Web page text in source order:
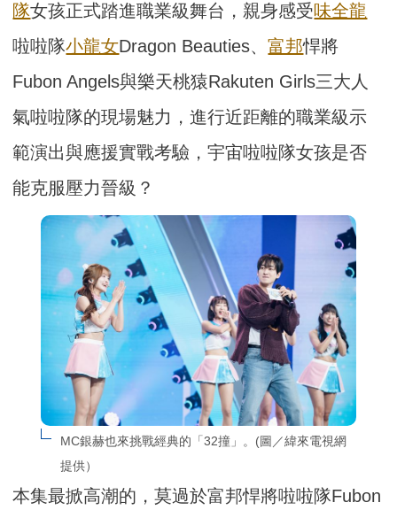
隊女孩正式踏進職業級舞台，親身感受味全龍
啦啦隊小龍女Dragon Beauties、富邦悍將
Fubon Angels與樂天桃猿Rakuten Girls三大人
氣啦啦隊的現場魅力，進行近距離的職業級示
範演出與應援實戰考驗，宇宙啦啦隊女孩是否
能克服壓力晉級？
MC銀赫也來挑戰經典的「32撞」。(圖／緯來電視網
提供）
本集最掀高潮的，莫過於富邦悍將啦啦隊Fubon